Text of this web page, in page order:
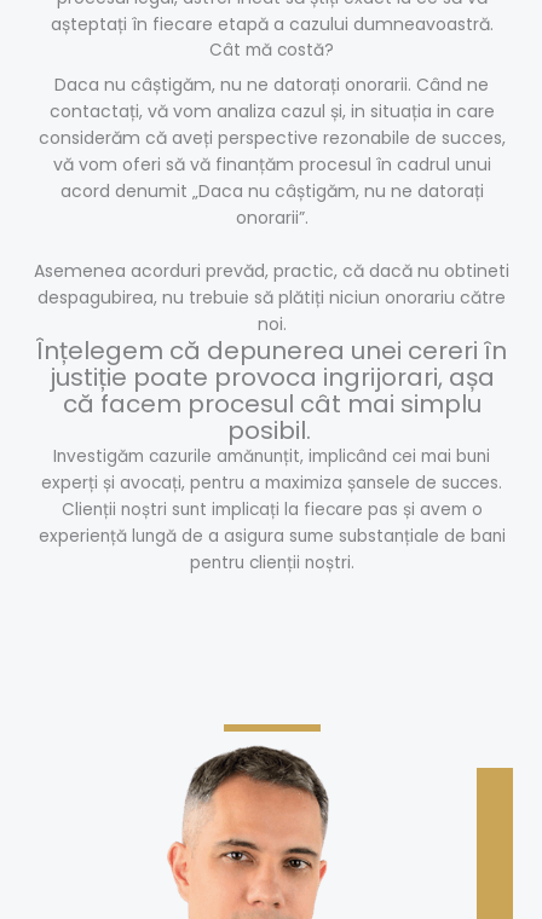
așteptați în fiecare etapă a cazului dumneavoastră.
Cât mă costă?
Daca nu câștigăm, nu ne datorați onorarii. Când ne
contactați, vă vom analiza cazul și, in situația in care
considerăm că aveți perspective rezonabile de succes,
vă vom oferi să vă finanțăm procesul în cadrul unui
acord denumit „Daca nu câștigăm, nu ne datorați
onorarii”.
Asemenea acorduri prevăd, practic, că dacă nu obtineti
despagubirea, nu trebuie să plătiți niciun onorariu către
noi.
Înțelegem că depunerea unei cereri în
justiție poate provoca ingrijorari, așa
că facem procesul cât mai simplu
posibil.
Investigăm cazurile amănunțit, implicând cei mai buni
experți și avocați, pentru a maximiza șansele de succes.
Clienții noștri sunt implicați la fiecare pas și avem o
experiență lungă de a asigura sume substanțiale de bani
pentru clienții noștri.